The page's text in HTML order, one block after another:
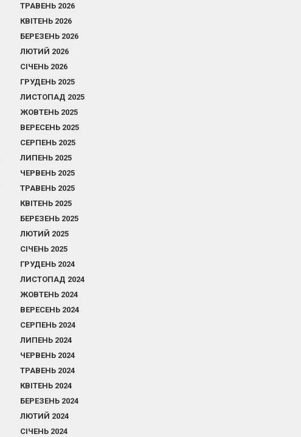
ТРАВЕНЬ 2026
КВІТЕНЬ 2026
БЕРЕЗЕНЬ 2026
ЛЮТИЙ 2026
СІЧЕНЬ 2026
ГРУДЕНЬ 2025
ЛИСТОПАД 2025
ЖОВТЕНЬ 2025
ВЕРЕСЕНЬ 2025
СЕРПЕНЬ 2025
ЛИПЕНЬ 2025
ЧЕРВЕНЬ 2025
ТРАВЕНЬ 2025
КВІТЕНЬ 2025
БЕРЕЗЕНЬ 2025
ЛЮТИЙ 2025
СІЧЕНЬ 2025
ГРУДЕНЬ 2024
ЛИСТОПАД 2024
ЖОВТЕНЬ 2024
ВЕРЕСЕНЬ 2024
СЕРПЕНЬ 2024
ЛИПЕНЬ 2024
ЧЕРВЕНЬ 2024
ТРАВЕНЬ 2024
КВІТЕНЬ 2024
БЕРЕЗЕНЬ 2024
ЛЮТИЙ 2024
СІЧЕНЬ 2024